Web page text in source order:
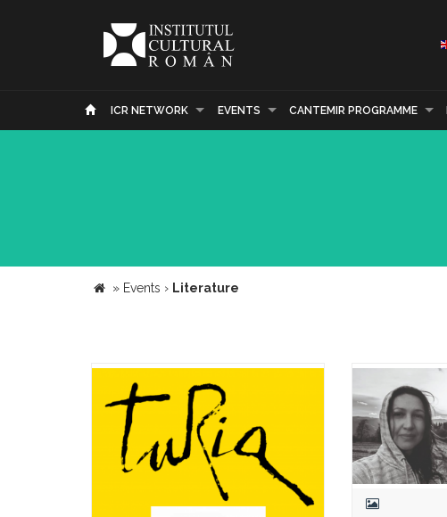
ICR NETWORK EVENTS CANTEMIR PROGRAMME
» Events › Literature